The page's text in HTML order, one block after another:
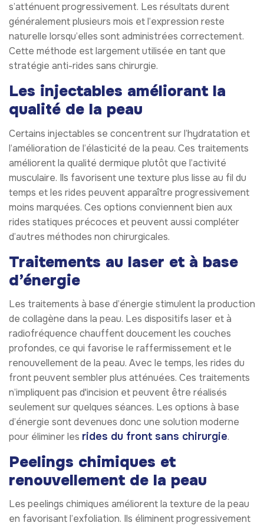
s’atténuent progressivement. Les résultats durent
généralement plusieurs mois et l’expression reste
naturelle lorsqu’elles sont administrées correctement.
Cette méthode est largement utilisée en tant que
stratégie anti-rides sans chirurgie.
Les injectables améliorant la
qualité de la peau
Certains injectables se concentrent sur l’hydratation et
l’amélioration de l’élasticité de la peau. Ces traitements
améliorent la qualité dermique plutôt que l’activité
musculaire. Ils favorisent une texture plus lisse au fil du
temps et les rides peuvent apparaître progressivement
moins marquées. Ces options conviennent bien aux
rides statiques précoces et peuvent aussi compléter
d’autres méthodes non chirurgicales.
Traitements au laser et à base
d’énergie
Les traitements à base d’énergie stimulent la production
de collagène dans la peau. Les dispositifs laser et à
radiofréquence chauffent doucement les couches
profondes, ce qui favorise le raffermissement et le
renouvellement de la peau. Avec le temps, les rides du
front peuvent sembler plus atténuées. Ces traitements
n’impliquent pas d'incision et peuvent être réalisés
seulement sur quelques séances. Les options à base
d’énergie sont devenues donc une solution moderne
pour éliminer les rides du front sans chirurgie.
Peelings chimiques et
renouvellement de la peau
Les peelings chimiques améliorent la texture de la peau
en favorisant l’exfoliation. Ils éliminent progressivement